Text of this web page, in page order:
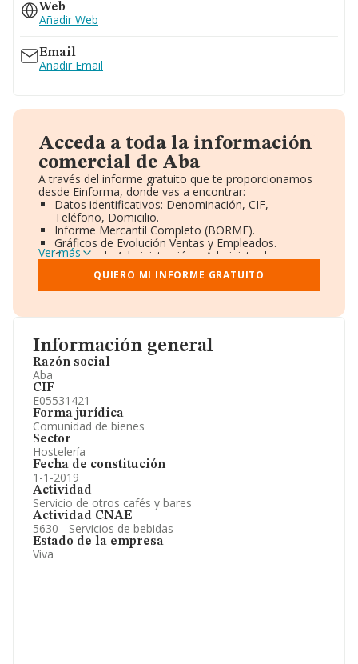
Información general
Razón social
Aba
CIF
E05531421
Forma jurídica
Comunidad de bienes
Sector
Hostelería
Fecha de constitución
1-1-2019
Actividad
Servicio de otros cafés y bares
Actividad CNAE
5630 - Servicios de bebidas
Estado de la empresa
Viva
Web
Añadir Web
Email
Añadir Email
Acceda a toda la información
comercial de Aba
A través del informe gratuito que te proporcionamos
desde Einforma, donde vas a encontrar:
Datos identificativos: Denominación, CIF,
Teléfono, Domicilio.
Informe Mercantil Completo (BORME).
Gráficos de Evolución Ventas y Empleados.
Consejo de Administración y Administradores.
Directivos y Ejecutivos.
Accionistas.
Participaciones y Vinculaciones en otras empresas.
Información oficial y registral complementaria.
Ver más
QUIERO MI INFORME GRATUITO